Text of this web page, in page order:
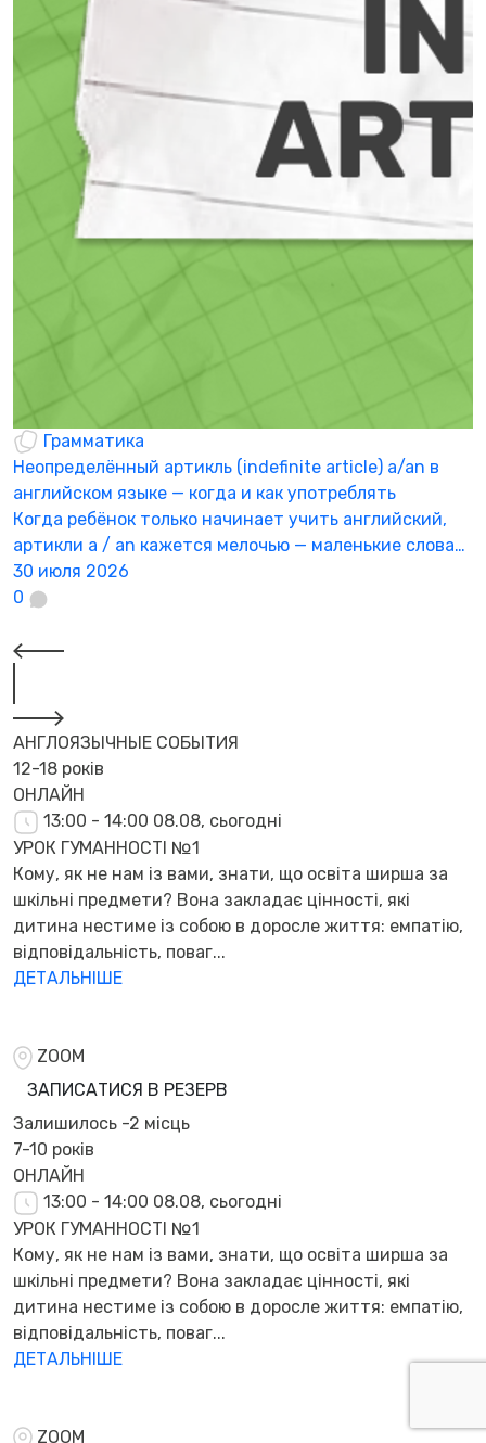
Грамматика
Неопределённый артикль (indefinite article) a/an в
английском языке — когда и как употреблять
Когда ребёнок только начинает учить английский,
артикли a / an кажется мелочью — маленькие слова…
30 июля 2026
0
АНГЛОЯЗЫЧНЫЕ СОБЫТИЯ
12-18 років
ОНЛАЙН
13:00 - 14:00 08.08, сьогодні
УРОК ГУМАННОСТІ №1
Кому, як не нам із вами, знати, що освіта ширша за
шкільні предмети? Вона закладає цінності, які
дитина нестиме із собою в доросле життя: емпатію,
відповідальність, поваг...
ДЕТАЛЬНІШЕ
ZOOM
ЗАПИСАТИСЯ В РЕЗЕРВ
Залишилось -2 місць
7-10 років
ОНЛАЙН
13:00 - 14:00 08.08, сьогодні
УРОК ГУМАННОСТІ №1
Кому, як не нам із вами, знати, що освіта ширша за
шкільні предмети? Вона закладає цінності, які
дитина нестиме із собою в доросле життя: емпатію,
відповідальність, поваг...
ДЕТАЛЬНІШЕ
ZOOM